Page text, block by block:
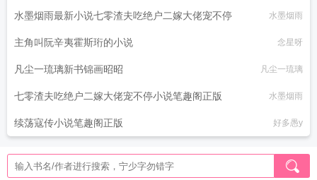
水墨烟雨
水墨烟雨最新小说七零渣夫吃绝户二嫁大佬宠不停 水墨烟雨
主角叫阮辛夷霍斯珩的小说 念星呀
凡尘一琉璃新书锦画昭昭 凡尘一琉璃
七零渣夫吃绝户二嫁大佬宠不停小说笔趣阁正版 水墨烟雨
续荡寇传小说笔趣阁正版 好多愚y